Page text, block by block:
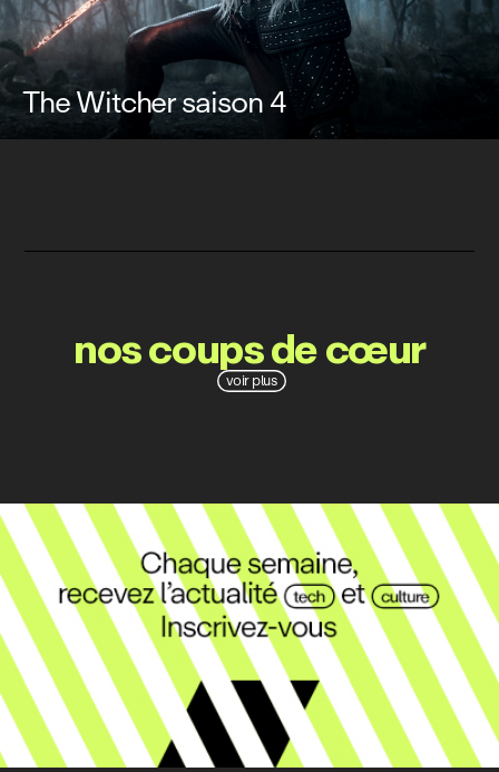
The Witcher saison 4
voir plus
nos coups de cœur